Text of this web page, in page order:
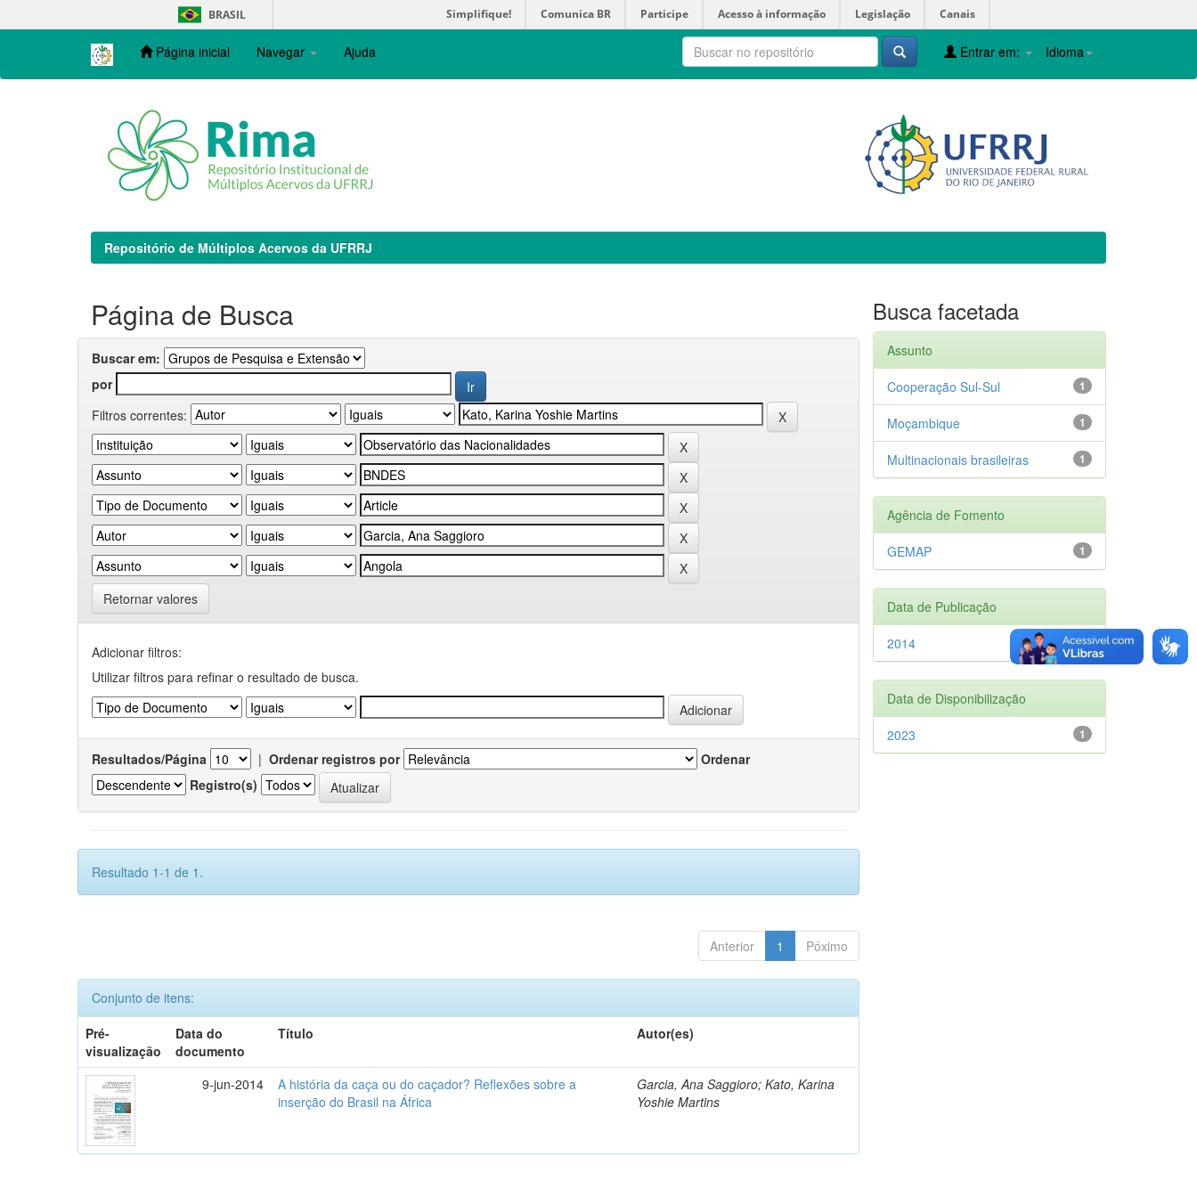
navigation
BRASIL Simplifique! Comunica BR Participe Acesso à informação Legislação Canais
Página inicial Navegar Ajuda Idioma
Entrar em:
Repositório de Múltiplos Acervos da UFRRJ
Página de Busca
Buscar em:
por
Filtros correntes:
Retornar valores
Adicionar filtros:
Utilizar filtros para refinar o resultado de busca.
Resultados/Página | Ordenar registros por
Ordenar
Registro(s)
Resultado 1-1 de 1.
Anterior 1 Póximo
Conjunto de itens:
Pré-
visualização
Data do
documento
Título Autor(es)
9-jun-2014
A história da caça ou do caçador? Reflexões sobre a
inserção do Brasil na África
Garcia, Ana Saggioro; Kato, Karina
Yoshie Martins
Busca facetada
Assunto
1
Cooperação Sul-Sul
1
Moçambique
1
Multinacionais brasileiras
Agência de Fomento
1
GEMAP
Data de Publicação
1
2014
Data de Disponibilização
1
2023